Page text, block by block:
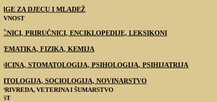
ZA DJECU I MLADEŽ
PRIRUČNICI, ENCIKLOPEDIJE, LEKSIKONI
FIZIKA, KEMIJA
STOMATOLOGIJA, PSIHOLOGIJA, PSIHIJATRIJA
SOCIOLOGIJA, NOVINARSTVO
VETERINA I ŠUMARSTVO